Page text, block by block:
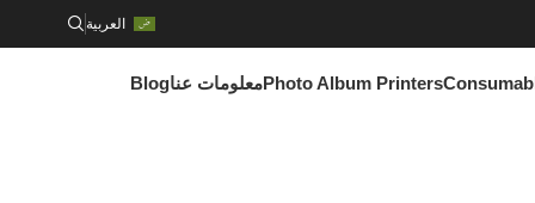
العربية
Photo Album Printersمعلومات عناBlog